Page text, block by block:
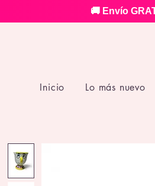
🚚 Envío
Inicio Lo más nuevo